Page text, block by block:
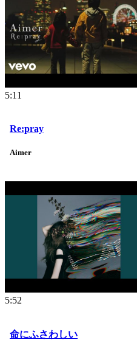
5:11
Re:pray
Aimer
5:52
命にふさわしい